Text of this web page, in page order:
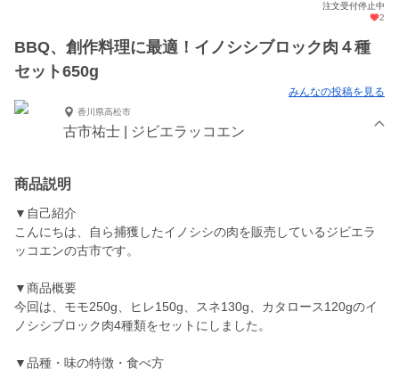
注文受付停止中
2
BBQ、創作料理に最適！イノシシブロック肉４種
セット650g
みんなの投稿を見る
香川県高松市
古市祐士 | ジビエラッコエン
商品説明
▼自己紹介
こんにちは、自ら捕獲したイノシシの肉を販売しているジビエラ
ッコエンの古市です。
▼商品概要
今回は、モモ250g、ヒレ150g、スネ130g、カタロース120gのイ
ノシシブロック肉4種類をセットにしました。
▼品種・味の特徴・食べ方